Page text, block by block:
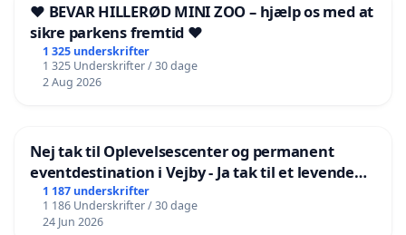
❤️ BEVAR HILLERØD MINI ZOO – hjælp os med at
sikre parkens fremtid ❤️
1 325 underskrifter
1 325 Underskrifter / 30 dage
2 Aug 2026
Nej tak til Oplevelsescenter og permanent
eventdestination i Vejby - Ja tak til et levende
lokalområde i balance
1 187 underskrifter
1 186 Underskrifter / 30 dage
24 Jun 2026